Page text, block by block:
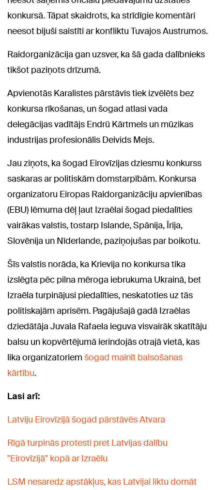
konkursā. Tāpat skaidrots, ka strīdīgie komentāri
neesot bijuši saistīti ar konfliktu Tuvajos Austrumos.
Raidorganizācija gan uzsver, ka šā gada dalībnieks
tikšot paziņots drīzumā.
Apvienotās Karalistes pārstāvis tiek izvēlēts bez
konkursa rīkošanas, un šogad atlasi vada
delegācijas vadītājs Endrū Kārtmels un mūzikas
industrijas profesionālis Deivids Mejs.
Jau ziņots, ka šogad Eirovīzijas dziesmu konkurss
saskaras ar politiskām domstarpībām. Konkursa
organizatoru Eiropas Raidorganizāciju apvienības
(EBU) lēmuma dēļ ļaut Izraēlai šogad piedalīties
vairākas valstis, tostarp Islande, Spānija, Īrija,
Slovēnija un Nīderlande, paziņojušas par boikotu.
Šīs valstis norāda, ka Krievija no konkursa tika
izslēgta pēc pilna mēroga iebrukuma Ukrainā, bet
Izraēla turpinājusi piedalīties, neskatoties uz tās
politiskajām aprisēm. Pagājušajā gadā Izraēlas
dziedātāja Juvala Rafaela ieguva visvairāk skatītāju
balsu un kopvērtējumā ierindojās otrajā vietā, kas
lika organizatoriem šogad mainīt balsošanas
kārtību.
Lasi arī:
Latviju Eirovīzijā šogad pārstāvēs Atvara
Rīgā turpinās protesti pret Latvijas dalību
"Eirovīzijā" kopā ar Izraēlu
LSM nesaredz apstākļus, kas Latvijai liktu domāt